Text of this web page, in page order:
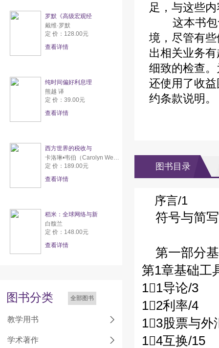
罗默《高级宏观经
戴维·罗默
定 价：128.00元
查看详情
纯时间偏好利息理
熊越 译
定 价：39.00元
查看详情
西方世界的税收与
卡洛琳•韦伯（Carolyn Webber） 亚伦•威尔达夫斯基（Aaron Wildavsky）
定 价：189.00元
查看详情
稻米：全球网络与新
白馥兰
定 价：148.00元
查看详情
图书分类 全部图书
教学用书
学术著作
足，与这些
这本书包含
境，尽管有
出相关业务
细致的检查
还使用了收
约条款说明。
图书目录
序言/1
符号与简
第一部分
第1章基础工
11导论/3
12利率/4
13股票与外
14互换/15